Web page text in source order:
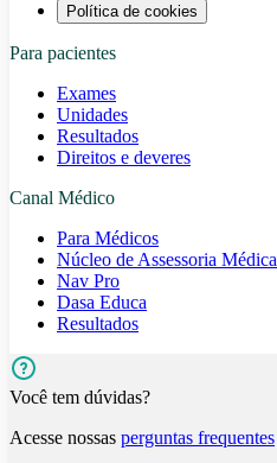
Política de cookies
Para pacientes
Exames
Unidades
Resultados
Direitos e deveres
Canal Médico
Para Médicos
Núcleo de Assessoria Médica
Nav Pro
Dasa Educa
Resultados
Você tem dúvidas?
Acesse nossas perguntas frequentes